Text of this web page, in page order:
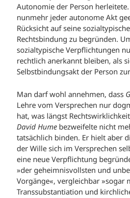
Autonomie der Person
nunmehr jeder autonome Akt
Rücksicht auf seine
Rechtsbindung zu begründen.
sozialtypische Verpflichtungen
rechtlich anerkannt bleiben, als
Selbstbindungsakt der Person
Man darf wohl annehmen, dass
Lehre vom Versprechen nur
hat, was längst
David Hume bezweifelte nicht
tatsächlich binden. Er hielt aber
der Wille sich im Versprechen
eine neue Verpflichtung
»der geheimnisvollsten und
Vorgänge«, vergleichbar »sogar
Transsubstantiation und